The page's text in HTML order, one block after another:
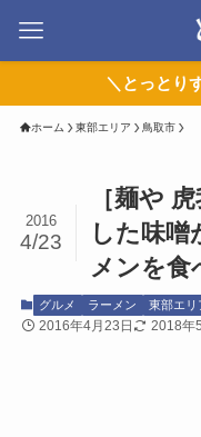
＼とっとり
ホーム 東部エリア 鳥取市
［麺や
した味噌
メンを食
2016
4/23
グルメ ラーメン 東部エリ
2016年4月23日 2018年